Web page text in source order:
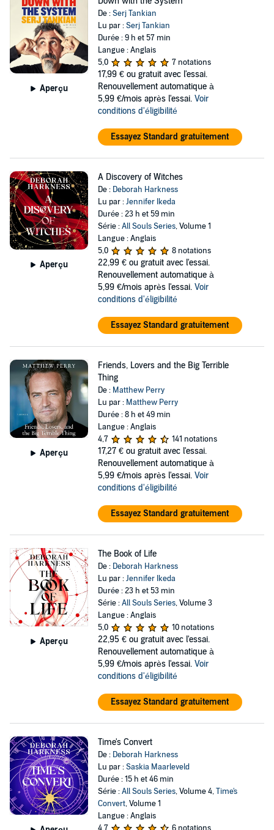
Aperçu
De :Serj Tankian
Lu par :Serj Tankian
Durée : 9 h et 57 min
Langue : Anglais
5,0
7 notations
17,99 € ou gratuit avec l'essai.
Renouvellement automatique à
5,99 €/mois après l'essai. Voir
conditions d'éligibilité
Essayez Standard gratuitement
Aperçu
A Discovery of Witches
De : Deborah Harkness
Lu par :Jennifer Ikeda
Durée : 23 h et 59 min
Série :All Souls Series, Volume 1
Langue : Anglais
5,0
8 notations
22,99 € ou gratuit avec l'essai.
Renouvellement automatique à
5,99 €/mois après l'essai. Voir
conditions d'éligibilité
Essayez Standard gratuitement
Aperçu
Friends, Lovers and the Big Terrible
Thing
De : Matthew Perry
Lu par : Matthew Perry
Durée : 8 h et 49 min
Langue : Anglais
4,7
141 notations
17,27 € ou gratuit avec l'essai.
Renouvellement automatique à
5,99 €/mois après l'essai. Voir
conditions d'éligibilité
Essayez Standard gratuitement
Aperçu
The Book of Life
De : Deborah Harkness
Lu par :Jennifer Ikeda
Durée : 23 h et 53 min
Série :All Souls Series, Volume 3
Langue : Anglais
5,0
10 notations
22,95 € ou gratuit avec l'essai.
Renouvellement automatique à
5,99 €/mois après l'essai. Voir
conditions d'éligibilité
Essayez Standard gratuitement
Time's Convert
De : Deborah Harkness
Lu par :Saskia Maarleveld
Durée : 15 h et 46 min
Série :All Souls Series, Volume 4,Time's
Convert, Volume 1
Langue : Anglais